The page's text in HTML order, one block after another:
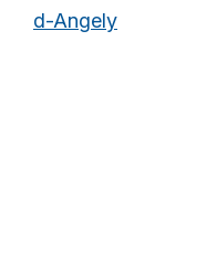
d-Angely